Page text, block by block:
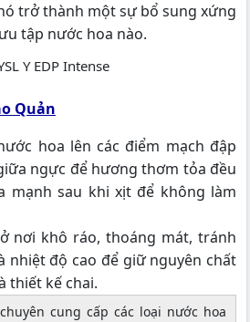
trở thành một sự bổ sung xứng
tập nước hoa nào.
Quản
hoa lên các điểm mạch đập
ngực để hương thơm tỏa đều
mạnh sau khi xịt để không làm
nơi khô ráo, thoáng mát, tránh
nhiệt độ cao để giữ nguyên chất
thiết kế chai.
chuyên cung cấp các loại nước hoa